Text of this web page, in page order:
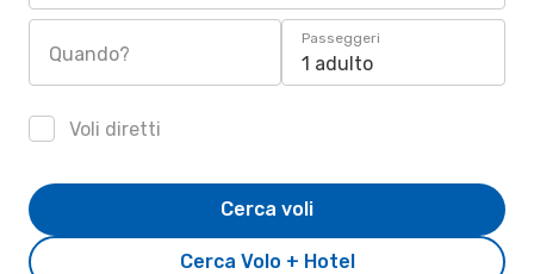
Quando?
Passeggeri
1 adulto
Voli diretti
Cerca Volo + Hotel
Cerca voli